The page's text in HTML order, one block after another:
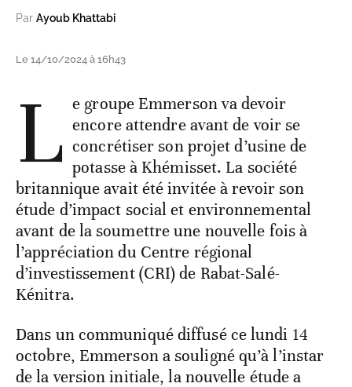
Par Ayoub Khattabi
Le 14/10/2024 à 16h43
L e groupe Emmerson va devoir
encore attendre avant de voir se
concrétiser son projet d’usine de
potasse à Khémisset. La société
britannique avait été invitée à revoir son
étude d’impact social et environnemental
avant de la soumettre une nouvelle fois à
l’appréciation du Centre régional
d’investissement (CRI) de Rabat-Salé-
Kénitra.
Dans un communiqué diffusé ce lundi 14
octobre, Emmerson a souligné qu’à l’instar
de la version initiale, la nouvelle étude a